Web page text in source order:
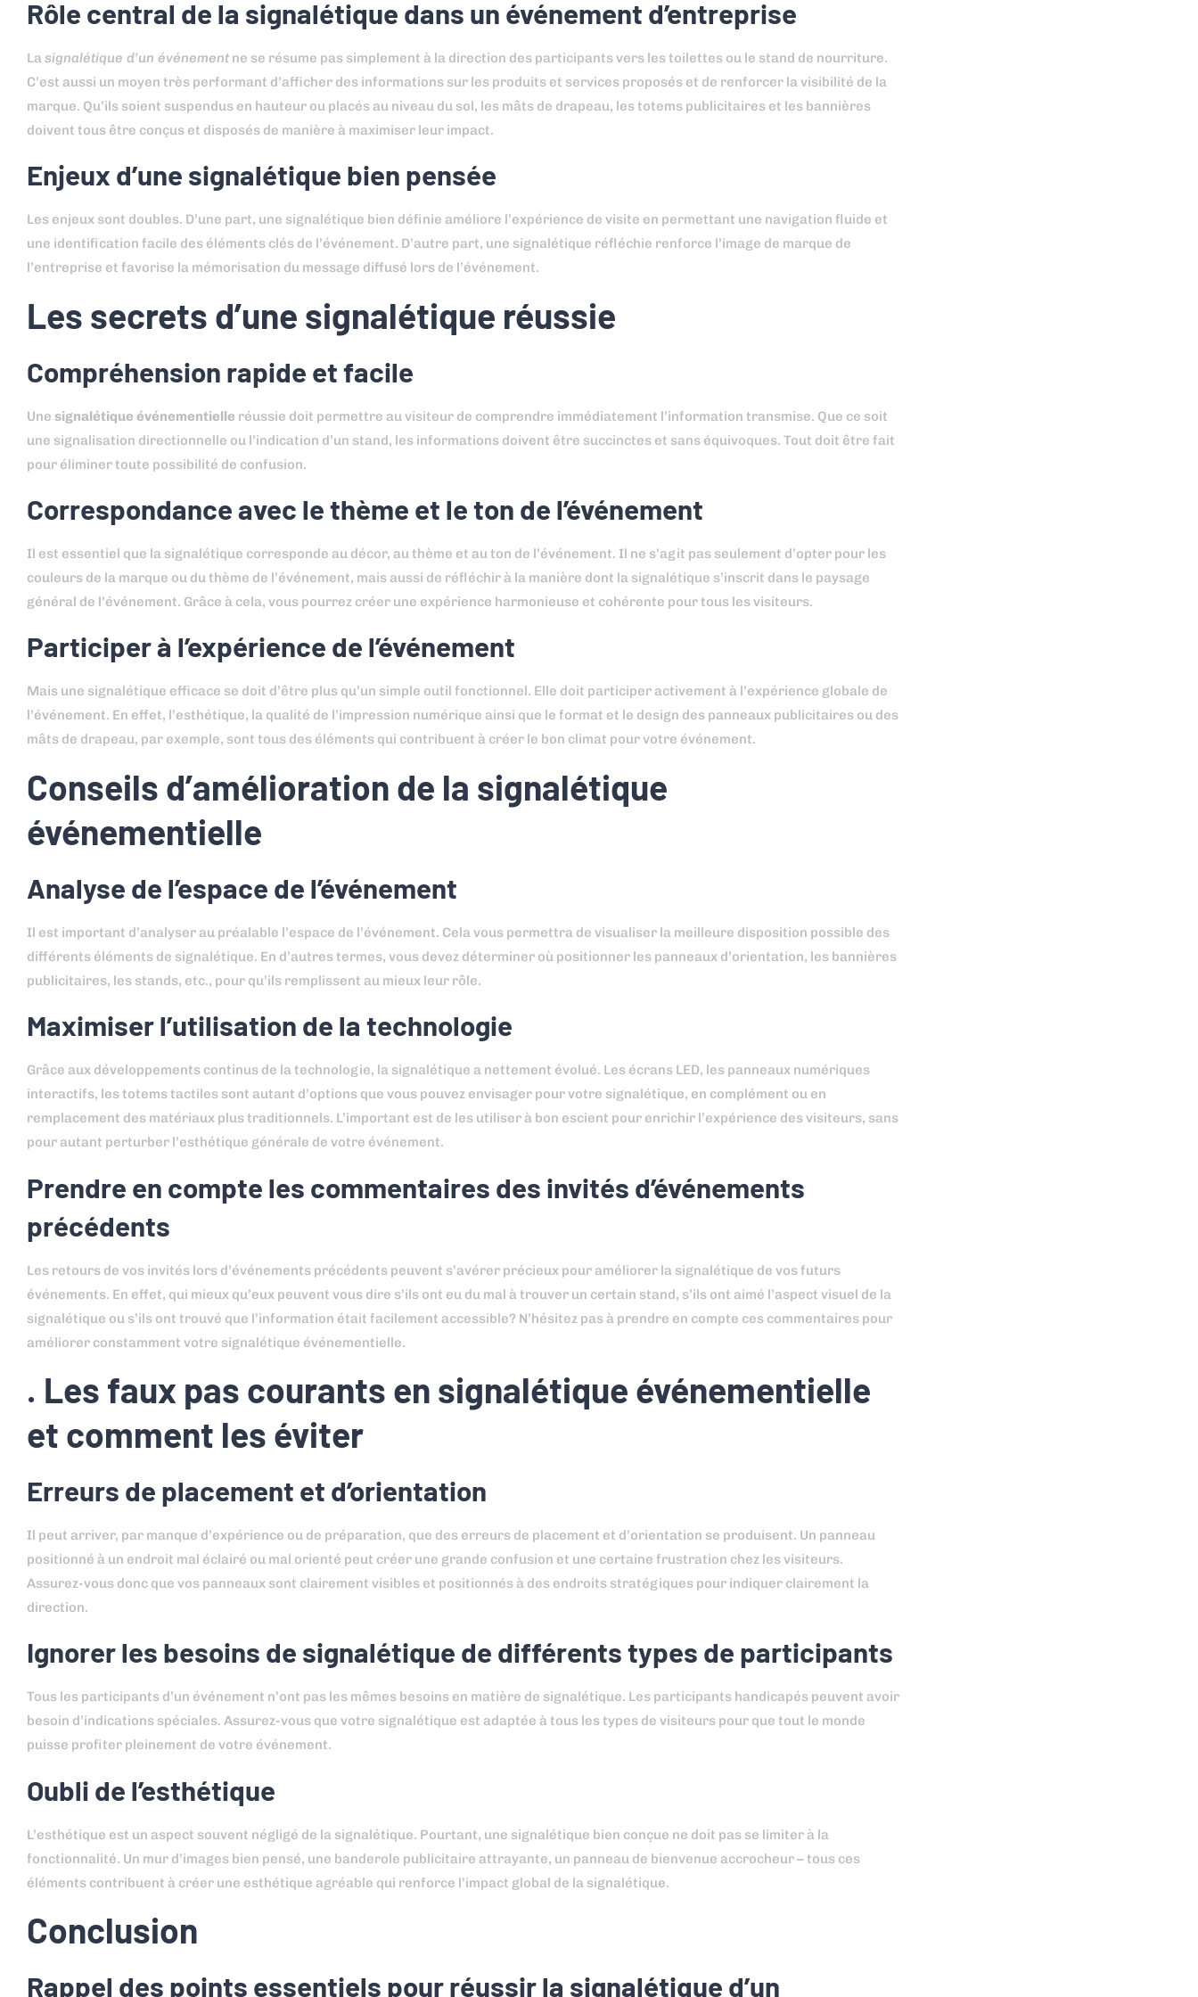
Rôle central de la signalétique dans un événement d’entreprise
Lasignalétique d’un événement ne se résume pas simplement à la direction des participants vers les toilettes ou le stand de nourriture.
C’est aussi un moyen très performant d’afficher des informations sur les produits et services proposés et de renforcer la visibilité de la
marque. Qu’ils soient suspendus en hauteur ou placés au niveau du sol, les mâts de drapeau, les totems publicitaires et les bannières
doivent tous être conçus et disposés de manière à maximiser leur impact.
Enjeux d’une signalétique bien pensée
Les enjeux sont doubles. D’une part, une signalétique bien définie améliore l’expérience de visite en permettant une navigation fluide et
une identification facile des éléments clés de l’événement. D’autre part, une signalétique réfléchie renforce l’image de marque de
l’entreprise et favorise la mémorisation du message diffusé lors de l’événement.
Les secrets d’une signalétique réussie
Compréhension rapide et facile
Une signalétique événementielle réussie doit permettre au visiteur de comprendre immédiatement l’information transmise. Que ce soit
une signalisation directionnelle ou l’indication d’un stand, les informations doivent être succinctes et sans équivoques. Tout doit être fait
pour éliminer toute possibilité de confusion.
Correspondance avec le thème et le ton de l’événement
Il est essentiel que la signalétique corresponde au décor, au thème et au ton de l’événement. Il ne s’agit pas seulement d’opter pour les
couleurs de la marque ou du thème de l’événement, mais aussi de réfléchir à la manière dont la signalétique s’inscrit dans le paysage
général de l’événement. Grâce à cela, vous pourrez créer une expérience harmonieuse et cohérente pour tous les visiteurs.
Participer à l’expérience de l’événement
Mais une signalétique efficace se doit d’être plus qu’un simple outil fonctionnel. Elle doit participer activement à l’expérience globale de
l’événement. En effet, l’esthétique, la qualité de l’impression numérique ainsi que le format et le design des panneaux publicitaires ou des
mâts de drapeau, par exemple, sont tous des éléments qui contribuent à créer le bon climat pour votre événement.
Conseils d’amélioration de la signalétique
événementielle
Analyse de l’espace de l’événement
Il est important d’analyser au préalable l’espace de l’événement. Cela vous permettra de visualiser la meilleure disposition possible des
différents éléments de signalétique. En d’autres termes, vous devez déterminer où positionner les panneaux d’orientation, les bannières
publicitaires, les stands, etc., pour qu’ils remplissent au mieux leur rôle.
Maximiser l’utilisation de la technologie
Grâce aux développements continus de la technologie, la signalétique a nettement évolué. Les écrans LED, les panneaux numériques
interactifs, les totems tactiles sont autant d’options que vous pouvez envisager pour votre signalétique, en complément ou en
remplacement des matériaux plus traditionnels. L’important est de les utiliser à bon escient pour enrichir l’expérience des visiteurs, sans
pour autant perturber l’esthétique générale de votre événement.
Prendre en compte les commentaires des invités d’événements
précédents
Les retours de vos invités lors d’événements précédents peuvent s’avérer précieux pour améliorer la signalétique de vos futurs
événements. En effet, qui mieux qu’eux peuvent vous dire s’ils ont eu du mal à trouver un certain stand, s’ils ont aimé l’aspect visuel de la
signalétique ou s’ils ont trouvé que l’information était facilement accessible? N’hésitez pas à prendre en compte ces commentaires pour
améliorer constamment votre signalétique événementielle.
. Les faux pas courants en signalétique événementielle
et comment les éviter
Erreurs de placement et d’orientation
Il peut arriver, par manque d’expérience ou de préparation, que des erreurs de placement et d’orientation se produisent. Un panneau
positionné à un endroit mal éclairé ou mal orienté peut créer une grande confusion et une certaine frustration chez les visiteurs.
Assurez-vous donc que vos panneaux sont clairement visibles et positionnés à des endroits stratégiques pour indiquer clairement la
direction.
Ignorer les besoins de signalétique de différents types de participants
Tous les participants d’un événement n’ont pas les mêmes besoins en matière de signalétique. Les participants handicapés peuvent avoir
besoin d’indications spéciales. Assurez-vous que votre signalétique est adaptée à tous les types de visiteurs pour que tout le monde
puisse profiter pleinement de votre événement.
Oubli de l’esthétique
L’esthétique est un aspect souvent négligé de la signalétique. Pourtant, une signalétique bien conçue ne doit pas se limiter à la
fonctionnalité. Un mur d’images bien pensé, une banderole publicitaire attrayante, un panneau de bienvenue accrocheur – tous ces
éléments contribuent à créer une esthétique agréable qui renforce l’impact global de la signalétique.
Conclusion
Rappel des points essentiels pour réussir la signalétique d’un